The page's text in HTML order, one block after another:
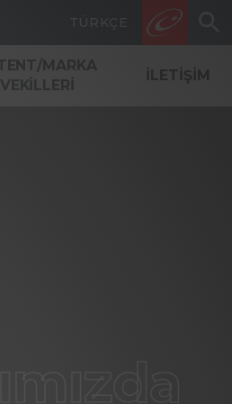
TÜRKÇE
BAŞVURU YAP
MARKA
VEKILLERI
İLETIŞIM